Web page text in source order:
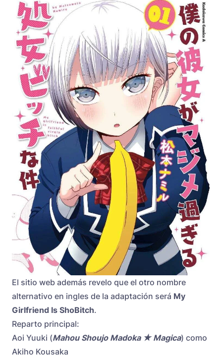
El sitio web además revelo que el otro nombre
alternativo en ingles de la adaptación será My
Girlfriend Is ShoBitch.
Reparto principal:
Aoi Yuuki (Mahou Shoujo Madoka ★ Magica) como
Akiho Kousaka